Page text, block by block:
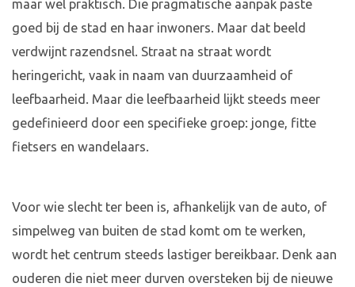
maar wel praktisch. Die pragmatische aanpak paste
goed bij de stad en haar inwoners. Maar dat beeld
verdwijnt razendsnel. Straat na straat wordt
heringericht, vaak in naam van duurzaamheid of
leefbaarheid. Maar die leefbaarheid lijkt steeds meer
gedefinieerd door een specifieke groep: jonge, fitte
fietsers en wandelaars.
Voor wie slecht ter been is, afhankelijk van de auto, of
simpelweg van buiten de stad komt om te werken,
wordt het centrum steeds lastiger bereikbaar. Denk aan
ouderen die niet meer durven oversteken bij de nieuwe